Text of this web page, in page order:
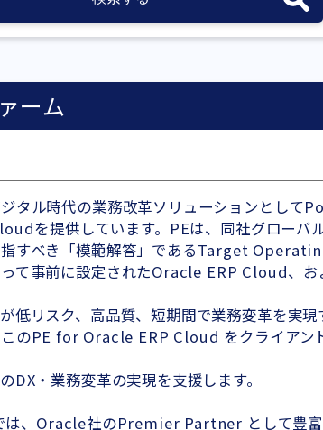
ーム
タル時代の業務改革ソリューションとし
を提供しています。PEは、同社グローバ
指すべき「模範解答」であるTarget
て事前に設定されたOracle ERP Cloud、
低リスク、高品質、短期間で業務変革を実
のPE for Oracle ERP Cloud をクライアン
DX・業務変革の実現を支援します。
、Oracle社のPremier Partner として豊